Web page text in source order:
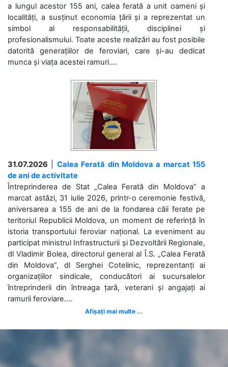
a lungul acestor 155 ani, calea ferată a unit oameni și
localități, a susținut economia țării și a reprezentat un
simbol al responsabilității, disciplinei și
profesionalismului. Toate aceste realizări au fost posibile
datorită generațiilor de feroviari, care și-au dedicat
munca și viața acestei ramuri....
31.07.2026
Calea Ferată din Moldova a marcat 155
de ani de activitate
Întreprinderea de Stat „Calea Ferată din Moldova” a
marcat astăzi, 31 iulie 2026, printr-o ceremonie festivă,
aniversarea a 155 de ani de la fondarea căii ferate pe
teritoriul Republicii Moldova, un moment de referință în
istoria transportului feroviar național. La eveniment au
participat ministrul Infrastructurii și Dezvoltării Regionale,
dl Vladimir Bolea, directorul general al Î.S. „Calea Ferată
din Moldova”, dl Serghei Cotelinic, reprezentanți ai
organizațiilor sindicale, conducători ai sucursalelor
întreprinderii din întreaga țară, veterani și angajați ai
ramurii feroviare....
Afișați mai multe ...